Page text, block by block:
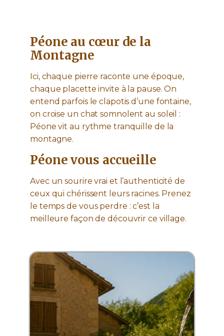
Péone au cœur de la
Montagne
Ici, chaque pierre raconte une époque,
chaque placette invite à la pause. On
entend parfois le clapotis d’une fontaine,
on croise un chat somnolent au soleil :
Péone vit au rythme tranquille de la
montagne.
Péone vous accueille
Avec un sourire vrai et l’authenticité de
ceux qui chérissent leurs racines. Prenez
le temps de vous perdre : c’est la
meilleure façon de découvrir ce village.